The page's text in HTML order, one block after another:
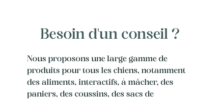
Besoin d'un conseil ?
Nous proposons une large gamme de
produits pour tous les chiens, notamment
des aliments, interactifs, à mâcher, des
paniers, des coussins, des sacs de